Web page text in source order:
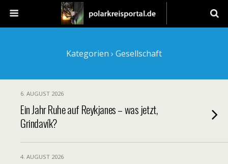
Kategorien › Gesellschaft
6. AUGUST 2026
Ein Jahr Ruhe auf Reykjanes – was jetzt,
Grindavík?
4. AUGUST 2026